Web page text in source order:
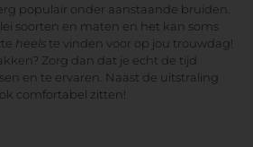
populair onder aanstaande bruiden.
soorten en maten en het kan soms
heels te vinden voor op jou trouwdag!
Zorg dan dat je echt de tijd
en te ervaren. Naast de uitstraling
comfortabel zitten!